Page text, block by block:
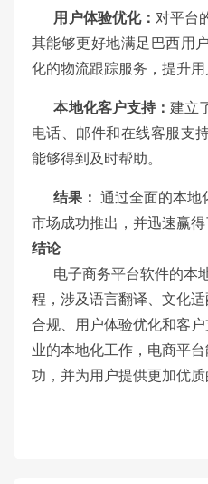
用户体验优化： 对平台
其能够更好地满足巴西用
化的物流跟踪服务，提升用
本地化客户支持：建立
电话、邮件和在线客服支
能够得到及时帮助。
结果： 通过全面的本地
市场成功推出，并迅速赢得
结论
电子商务平台软件的本
程，涉及语言翻译、文化
合规、用户体验优化和客
业的本地化工作，电商平
功，并为用户提供更加优质